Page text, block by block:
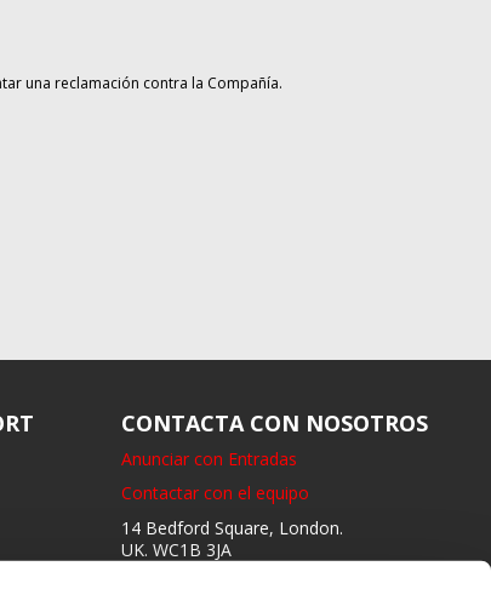
una reclamación contra la Compañía.
CONTACTA CON NOSOTROS
Anunciar con Entradas
Contactar con el equipo
14 Bedford Square, London.
UK. WC1B 3JA